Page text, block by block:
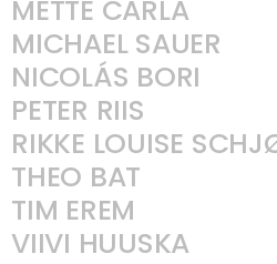
METTE CARLA
MICHAEL SAUER
NICOLÁS BORI
PETER RIIS
RIKKE LOUISE
THEO BAT
TIM EREM
VIIVI HUUSKA